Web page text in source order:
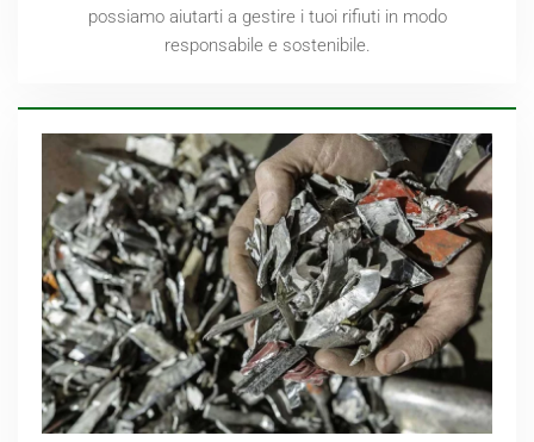
possiamo aiutarti a gestire i tuoi rifiuti in modo
responsabile e sostenibile.